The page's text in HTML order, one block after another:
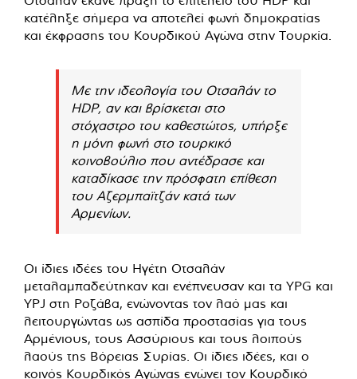
κατέληξε σήμερα να αποτελεί φωνή δημοκρατίας
και έκφρασης του Κουρδικού Αγώνα στην Τουρκία.
Με την ιδεολογία του Οτσαλάν το
HDP, αν και βρίσκεται στο
στόχαστρο του καθεστώτος, υπήρξε
η μόνη φωνή στο τουρκικό
κοινοβούλιο που αντέδρασε και
καταδίκασε την πρόσφατη επίθεση
του Αζερμπαϊτζάν κατά των
Αρμενίων.
Οι ίδιες ιδέες του Ηγέτη Οτσαλάν
μεταλαμπαδεύτηκαν και ενέπνευσαν και τα YPG και
YPJ στη Ροζάβα, ενώνοντας τον λαό μας και
λειτουργώντας ως ασπίδα προστασίας για τους
Αρμένιους, τους Ασσύριους και τους λοιπούς
λαούς της Βόρειας Συρίας. Οι ίδιες ιδέες, και ο
κοινός Κουρδικός Αγώνας ενώνει τον Κουρδικό